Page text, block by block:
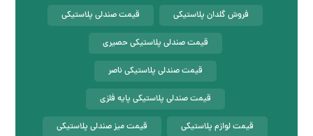
فروش گلدان پلاستیکی قیمت صندلی پلاستیکی
قیمت صندلی پلاستیکی حصیری
قیمت صندلی پلاستیکی ناصر
قیمت صندلی پلاستیکی پایه فلزی
قیمت لوازم پلاستیکی قیمت میز صندلی پلاستیکی